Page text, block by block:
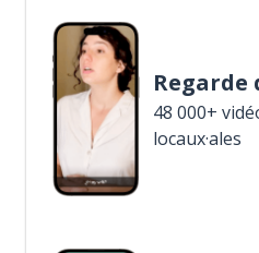
Regarde
48 000+
locaux·ales